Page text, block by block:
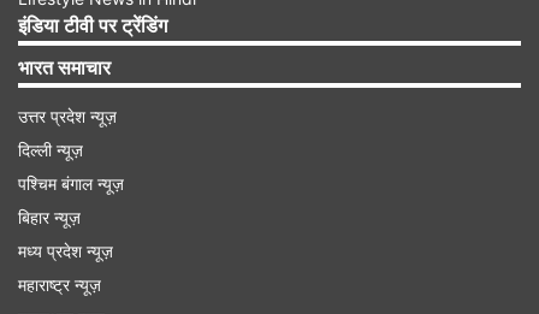
अक्टूबर को ईरान पर 100 फाइटर जेटों से एक साथ बड़ा
हमला किया।
इंडिया टीवी पर ट्रेंडिंग
भारत समाचार
उत्तर प्रदेश न्यूज़
दिल्ली न्यूज़
पश्चिम बंगाल न्यूज़
बिहार न्यूज़
मध्य प्रदेश न्यूज़
महाराष्ट्र न्यूज़